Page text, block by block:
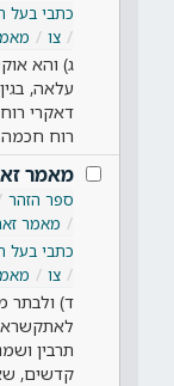
כתבי בעל
צו
ג) והא
עלאה,
דאקרי
רוח חכמה…
מאמר
ספר הזהר
מאמר
כתבי בעל
צו
ד) ולבתר
לאתקשרא
תרבין
קדשים,